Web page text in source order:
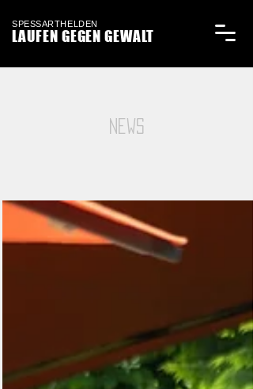
SPESSARTHELDEN
LAUFEN GEGEN GEWALT
NEWS